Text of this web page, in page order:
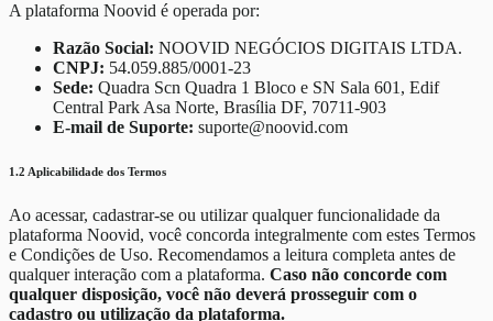
A plataforma Noovid é operada por:
Razão Social: NOOVID NEGÓCIOS DIGITAIS LTDA.
CNPJ: 54.059.885/0001-23
Sede: Quadra Scn Quadra 1 Bloco e SN Sala 601, Edif
Central Park Asa Norte, Brasília DF, 70711-903
E-mail de Suporte: suporte@noovid.com
1.2 Aplicabilidade dos Termos
Ao acessar, cadastrar-se ou utilizar qualquer funcionalidade da
plataforma Noovid, você concorda integralmente com estes Termos
e Condições de Uso. Recomendamos a leitura completa antes de
qualquer interação com a plataforma. Caso não concorde com
qualquer disposição, você não deverá prosseguir com o
cadastro ou utilização da plataforma.